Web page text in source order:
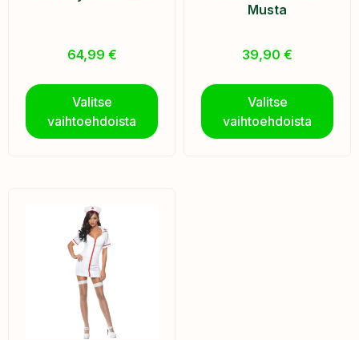
64,99 €
Valitse
vaihtoehdoista
Musta
39,90 €
Valitse
vaihtoehdoista